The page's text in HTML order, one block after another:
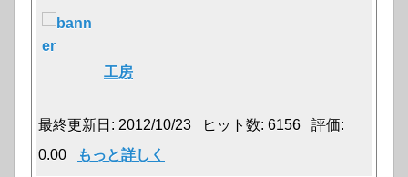
工房
最終更新日: 2012/10/23 ヒット数: 6156 評価:
0.00
もっと詳しく